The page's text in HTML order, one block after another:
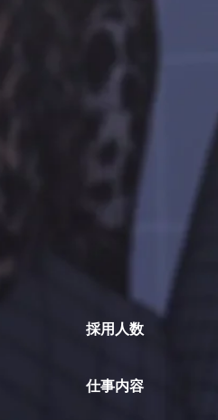
採用人数
仕事内容